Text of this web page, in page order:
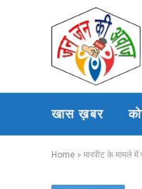
खास ख़बर
Home » मारपीट के मामले